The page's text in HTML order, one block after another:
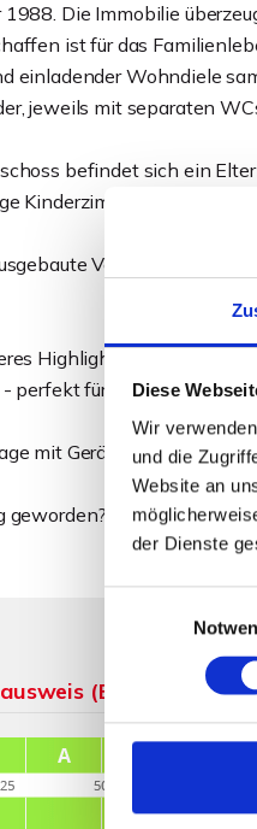
Diese
Wir
und die
Website an
der Dienste
1988. Die Immobilie
ist für das
einladender Wohndiele
jeweils mit separaten
befindet sich ein
Kinderzimmer sowie ein
Vollkeller mit ca.
Highlight ist der sonnige
- perfekt für entspannte
mit Geräteraum und
geworden? Dann lassen